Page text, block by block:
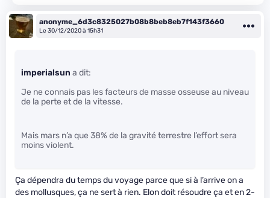
anonyme_6d3c8325027b08b8beb8eb7f143f3660
Le 30/12/2020 à 15h31
imperialsun a dit:
Je ne connais pas les facteurs de masse osseuse au niveau
de la perte et de la vitesse.
Mais mars n’a que 38% de la gravité terrestre l’effort sera
moins violent.
Ça dépendra du temps du voyage parce que si à l’arrive on a
des mollusques, ça ne sert à rien. Elon doit résoudre ça et en 2-